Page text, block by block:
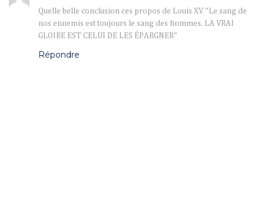
Quelle belle conclusion ces propos de Louis XV "Le sang de
nos ennemis est toujours le sang des hommes. LA VRAI
GLOIRE EST CELUI DE LES ÉPARGNER"
Répondre